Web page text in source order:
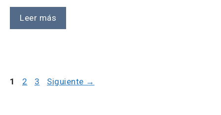
Leer más
Página
1 Página
2 Página
3 Siguiente →